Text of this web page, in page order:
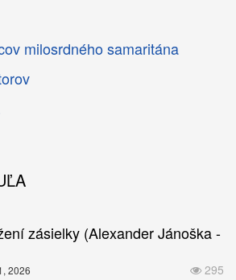
milosrdného samaritána
zásielky (Alexander Jánoška -
295
2026